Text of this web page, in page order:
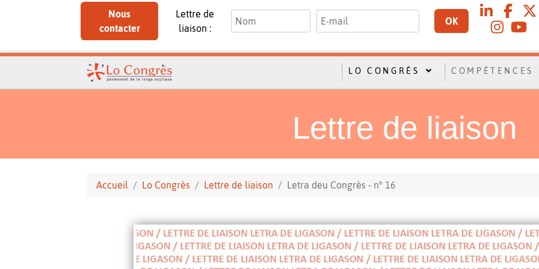
Nous
contacter
Lettre de
liaison :
OK
LO CONGRÈS COMPÉTENCES
Lettre de liaison
Accueil Lo Congrès Lettre de liaison Letra deu Congrès - n° 16